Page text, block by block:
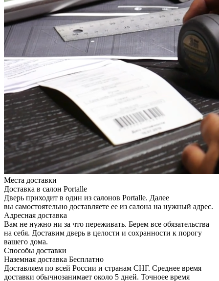
Места доставки
Доставка в салон Portalle
Дверь приходит в один из салонов Portalle. Далее
вы самостоятельно доставляете ее из салона на нужный адрес.
Адресная доставка
Вам не нужно ни за что переживать. Берем все обязательства
на себя. Доставим дверь в целости и сохранности к порогу
вашего дома.
Способы доставки
Наземная доставка Бесплатно
Доставляем по всей России и странам СНГ. Среднее время
доставки обычнозанимает около 5 дней. Точноее время